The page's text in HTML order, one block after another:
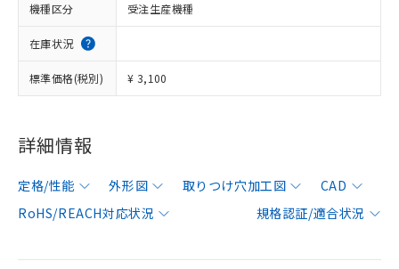
機種区分 受注生産機種
在庫状況
標準価格(税別) ¥ 3,100
詳細情報
定格/性能 外形図 取りつけ穴加工図
CAD
RoHS/REACH対応状況
規格認証/適合状況